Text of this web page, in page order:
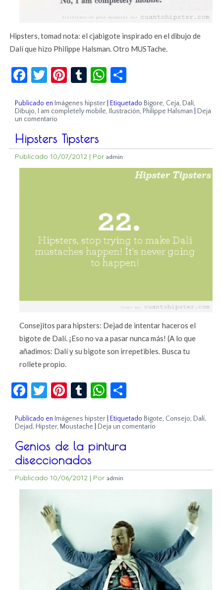
Hipsters, tomad nota: el cjabigote inspirado en el dibujo de
Dalí que hizo Philippe Halsman. Otro MUSTache.
Facebook
Twitter
Pinterest
TumblrWhatsApp
Publicado en Imágenes hipster Etiquetado Bigore, Ceja, Dalí,
Dibujo, I am completely mobile, Ilustración, Philippe Halsman
Deja
un comentario
Hipsters Tipsters
Publicado 10/07/2012 | Por admin
Consejitos para hipsters: Dejad de intentar haceros el
bigote de Dalí. ¡Eso no va a pasar nunca más! (A lo que
añadimos: Dalí y su bigote son irrepetibles. Busca tu
rollete propio.
Facebook
Twitter
Pinterest
TumblrWhatsApp
Publicado en Imágenes hipster Etiquetado Bigote, Consejo, Dalí,
Dejad, Hipster, Moustache Deja un comentario
Genios de la pintura
diseccionados
Publicado 10/06/2012 | Por admin